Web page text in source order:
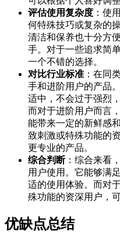
评估使用复杂度 ：使
何特殊技巧或复杂的
清洁和保养也十分方
手。对于一些追求简
一个不错的选择。
对比行业标准 ：在同
手和进阶用户的产品
适中，不会过于强烈
而对于进阶用户而言
能带来一定的新鲜感
致刺激或特殊功能的
更专业的产品。
综合判断：综合来看
用户使用。它能够满
适的使用体验。而对
殊功能的资深用户，
优缺点总结